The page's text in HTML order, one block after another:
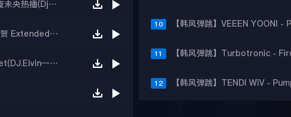
Javi Reina、Rousseau - Feel the Vibe夜未央热播(DjPrince.阿浩 Remix )
【沈风外文】After Party - Bujaj Si(DJ王贺 Extended Mix)
【沈风外文】喂喂喂X-One - Wet Wet Wet(DJ.Eivin一文 Official Mix)
10
11
12